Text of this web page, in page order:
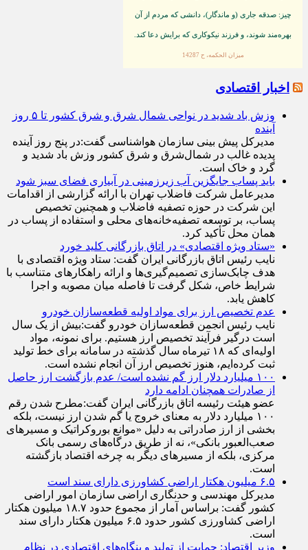
چيز: صدقه جارى (و ماندگار)، دانشى كه مردم از آن
بهره‏‌مند شوند، و فرزند نيكوكارى كه برايش دعا كند.
ميزان الحكمه، ح 14287
اخبار اقتصادی
وزش باد شدید در نواحی شمال شرق و شرق کشور تا ۵ روز
آینده
مدیرکل پیش بینی سازمان هواشناسی گفت:در پنج روز آینده
پدیده غالب در شمال‌شرق و شرق کشور وزش باد شدید و
گرد و خاک است.
باید پساب جایگزین آب‌ زیرزمینی در آبیاری فضای سبز شود
مدیرعامل شرکت فاضلاب تهران با ارائه گزارشی از اقدامات
این شرکت در حوزه تصفیه فاضلاب و همچنین تخصیص
پساب، بر توسعه تصفیه‌خانه‌های محلی و استفاده از پساب در
همان محل تأکید کرد.
«ستاد ویژه اقتصادی» در اتاق بازرگانی کلید خورد
نایب رئیس اتاق بازرگانی ایران گفت: ستاد ویژه اقتصادی با
هدف چابک‌سازی تصمیم‌گیری‌ها و ارائه راهکار‌های متناسب با
شرایط خاص، شکل گرفت تا فاصله میان مصوبه و اجرا
کاهش یابد.
عدم تخصیص ارز برای مواد اولیه قطعه‌سازان خودرو
نایب رئیس انجمن قطعه‌سازان خودرو گفت:بیش از یک سال
است درگیر فرآیند تخصیص ارز هستیم. برای نمونه، مواد
اولیه‌ای که ۱۸ تیرماه سال گذشته در سامانه برای خط تولید
ثبت کرده‌ایم، هنوز تخصیص ارز آن انجام نشده است.
۱۰۰ میلیارد دلار ارز گم نشده است/ عدم بازگشت ارز حاصل
از صادرات همچنان ادامه دارد
عضو هیئت رئیسه اتاق بازرگانی ایران گفت:مطرح شدن رقم
۱۰۰ میلیارد دلار به معنای خروج یا گم شدن ارز نیست، بلکه
بخشی از ارز صادراتی به دلیل «موانع بوروکراتیک و مسیر‌های
صعب‌العبور بانکی»، نه از طریق درگاه‌های رسمی بانک
مرکزی، بلکه از مسیر‌های دیگر به چرخه اقتصاد بازگشته
است.
۶.۵ میلیون هکتار اراضی کشاورزی دارای سند است
مدیرکل مهندسی و حدنگاری اراضی سازمان امور اراضی
کشور گفت: براساس آمار از مجموع حدود ۱۸.۷ میلیون هکتار
اراضی کشاورزی کشور حدود ۶.۵ میلیون هکتار دارای سند
است.
وزیر اقتصاد: حمایت از تولید و بنگاه‌های اقتصادی در نظام